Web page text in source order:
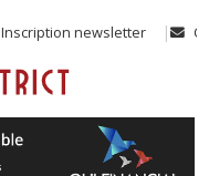
Inscription newsletter